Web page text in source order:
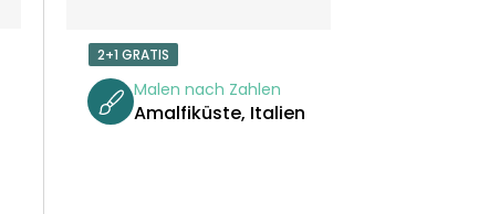
O
R
2+1 GRATIS
Malen nach Zahlen
Amalfiküste, Italien